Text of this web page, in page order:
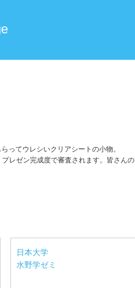
ってウレシいクリアシートの小物。
レゼン完成度で審査されます。皆さんの
日本大学
水野学ゼミ